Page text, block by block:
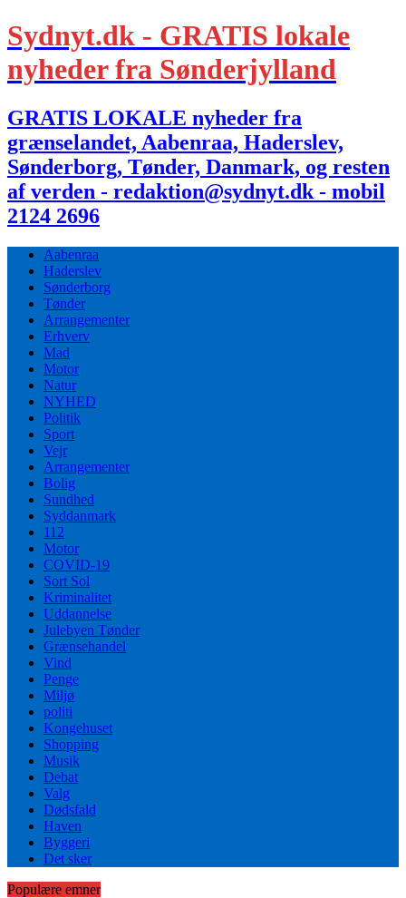
Sydnyt.dk - GRATIS lokale
nyheder fra Sønderjylland
GRATIS LOKALE nyheder fra
grænselandet, Aabenraa, Haderslev,
Sønderborg, Tønder, Danmark, og resten
af verden - redaktion@sydnyt.dk - mobil
2124 2696
Aabenraa
Haderslev
Sønderborg
Tønder
Arrangementer
Erhverv
Mad
Motor
Natur
NYHED
Politik
Sport
Vejr
Arrangementer
Bolig
Sundhed
Syddanmark
112
Motor
COVID-19
Sort Sol
Kriminalitet
Uddannelse
Julebyen Tønder
Grænsehandel
Vind
Penge
Miljø
politi
Kongehuset
Shopping
Musik
Debat
Valg
Dødsfald
Haven
Byggeri
Det sker
Populære emner